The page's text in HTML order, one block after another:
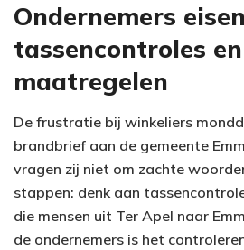
Ondernemers
tassencontroles
maatregelen
De frustratie bij winkeliers
brandbrief aan de gemeente
vragen zij niet om zachte
stappen: denk aan
die mensen uit Ter Apel naar
de ondernemers is het